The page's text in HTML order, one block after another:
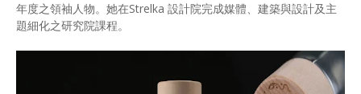
年度之領袖⼈物。她在Strelka 設計院完成媒體、建築與設計及主
題細化之研究院課程。